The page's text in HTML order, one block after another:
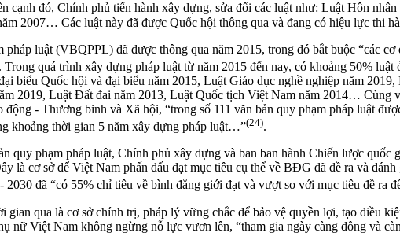
cạnh đó, Chính phủ tiến hành xây dựng, sửa đổi các luật như: Luật Hôn
2007… Các luật này đã được Quốc hội thông qua và đang có hiệu lực thi
luật (VBQPPL) đã được thông qua năm 2015, trong đó bắt buộc “các cơ
. Trong quá trình xây dựng pháp luật từ năm 2015 đến nay, có khoảng 50%
Quốc hội và đại biểu năm 2015, Luật Giáo dục nghề nghiệp năm 2019,
2019, Luật Đất đai năm 2013, Luật Quốc tịch Việt Nam năm 2014… Cùng
- Thương binh và Xã hội, “trong số 111 văn bản quy phạm pháp luật
khoảng thời gian 5 năm xây dựng pháp luật…”(24).
phạm pháp luật, Chính phủ xây dựng và ban ban hành Chiến lược quốc
là cơ sở để Việt Nam phấn đấu đạt mục tiêu cụ thể về BĐG đã đề ra và
đã “có 55% chỉ tiêu về bình đẳng giới đạt và vượt so với mục tiêu đề ra
qua là cơ sở chính trị, pháp lý vững chắc để bảo vệ quyền lợi, tạo điều
Việt Nam không ngừng nỗ lực vươn lên, “tham gia ngày càng đông và